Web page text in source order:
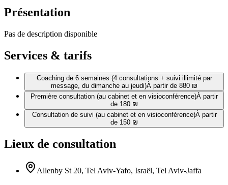
Présentation
Pas de description disponible
Services & tarifs
Coaching de 6 semaines (4 consultations + suivi illimité par
message, du dimanche au jeudi)À partir de 880 ₪
Première consultation (au cabinet et en visioconférence)À partir
de 180 ₪
Consultation de suivi (au cabinet et en visioconférence)À partir
de 150 ₪
Lieux de consultation
Allenby St 20, Tel Aviv-Yafo, Israël, Tel Aviv-Jaffa